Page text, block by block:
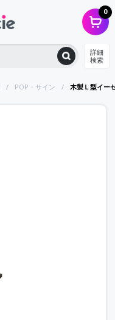
0
詳細
検索
POP・サイン 木製Ｌ型イ